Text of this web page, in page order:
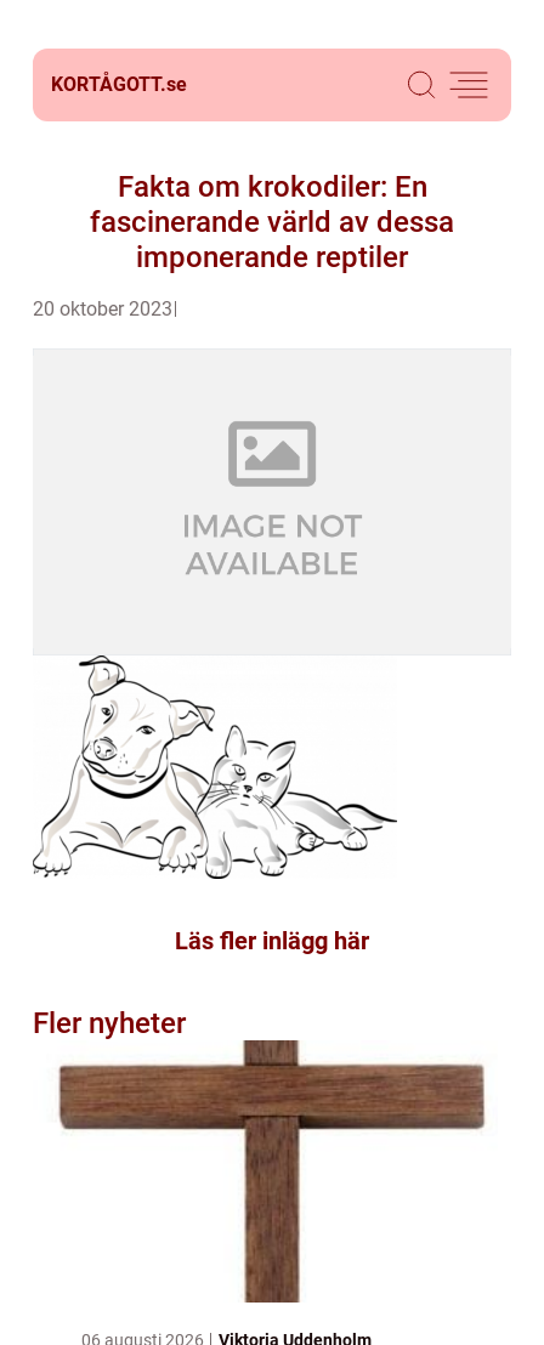
KORTÅGOTT.se
Fakta om krokodiler: En
fascinerande värld av dessa
imponerande reptiler
20 oktober 2023
Läs fler inlägg här
Fler nyheter
06 augusti 2026 Viktoria Uddenholm